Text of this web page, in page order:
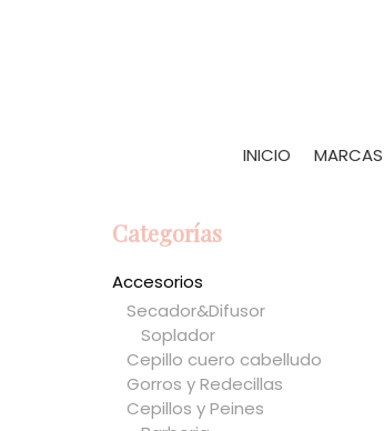
INICIO MARCAS
Categorías
Accesorios
Secador&Difusor
Soplador
Cepillo cuero cabelludo
Gorros y Redecillas
Cepillos y Peines